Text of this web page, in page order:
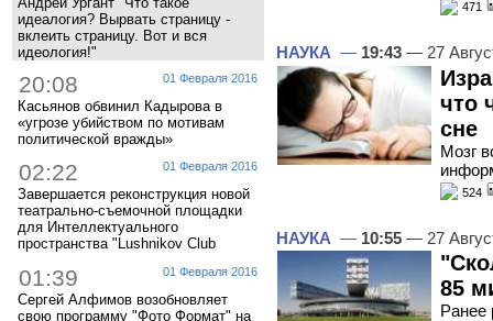
идеалогия? Вырвать страницу -
вклеить страницу. Вот и вся
идеология!"
01 Февраля 2016
20:08
Касьянов обвинил Кадырова в
«угрозе убийством по мотивам
политической вражды»
01 Февраля 2016
02:22
Завершается реконструкция новой
театрально-съемочной площадки
для Интеллектуального
пространства "Lushnikov Club
01 Февраля 2016
01:39
Сергей Алфимов возобновляет
свою программу "Фото Формат" на
471
НАУКА — 19:43 — 27
что
сне
Мозг
524
НАУКА — 10:55 — 27
85